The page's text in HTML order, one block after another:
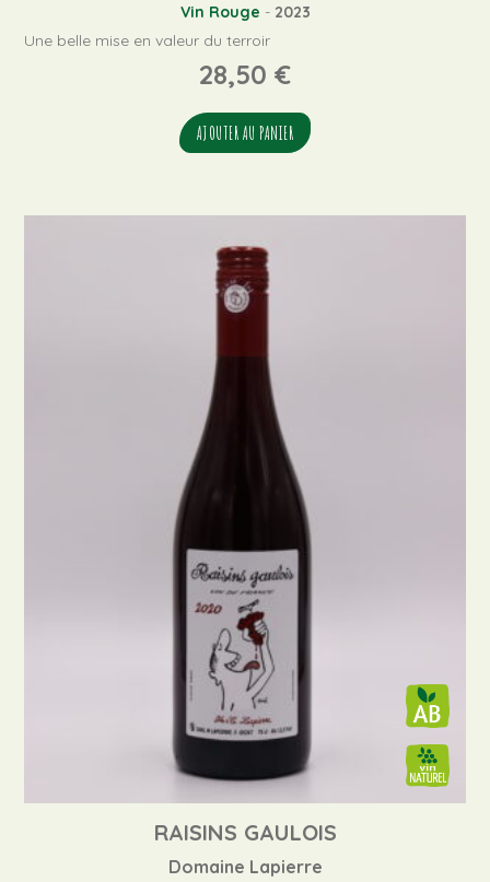
Vin Rouge - 2023
Une belle mise en valeur du terroir
28,50 €
AJOUTER AU PANIER
RAISINS GAULOIS
Domaine Lapierre